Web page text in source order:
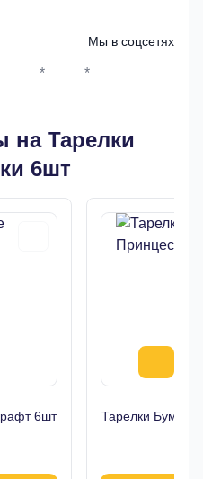
Мы в соцсетях
* *
на Тарелки
6шт
6шт Тарелки